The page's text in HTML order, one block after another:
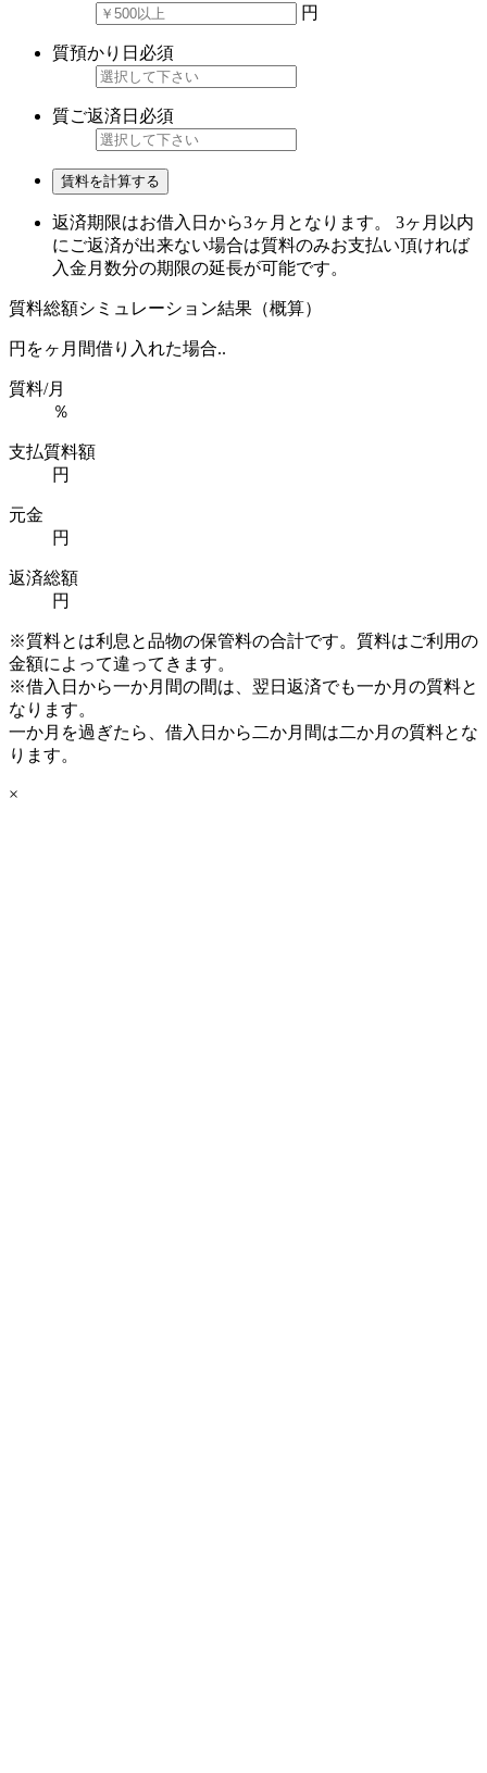
円
質預かり日 必須
質ご返済日 必須
賃料を計算する
返済期限はお借入日から3ヶ月となります。 3ヶ月以内
にご返済が出来ない場合は質料のみお支払い頂ければ
入金月数分の期限の延長が可能です。
質料総額シミュレーション結果（概算）
円をヶ月間借り入れた場合..
質料/月
％
支払質料額
円
元金
円
返済総額
円
※質料とは利息と品物の保管料の合計です。質料はご利用の
金額によって違ってきます。
※借入日から一か月間の間は、翌日返済でも一か月の質料と
なります。
一か月を過ぎたら、借入日から二か月間は二か月の質料とな
ります。
×